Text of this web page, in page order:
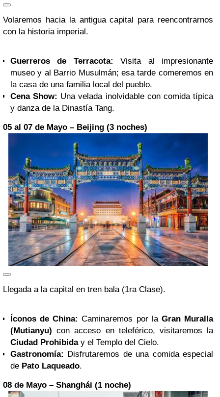
Volaremos hacia la antigua capital para reencontrarnos
con la historia imperial.
Guerreros de Terracota: Visita al impresionante
museo y al Barrio Musulmán; esa tarde comeremos en
la casa de una familia local del pueblo.
Cena Show: Una velada inolvidable con comida típica
y danza de la Dinastía Tang.
05 al 07 de Mayo – Beijing (3 noches)
Llegada a la capital en tren bala (1ra Clase).
Íconos de China: Caminaremos por la Gran Muralla
(Mutianyu) con acceso en teleférico, visitaremos la
Ciudad Prohibiday el Templo del Cielo.
Gastronomía: Disfrutaremos de una comida especial
de Pato Laqueado.
08 de Mayo – Shanghái (1 noche)